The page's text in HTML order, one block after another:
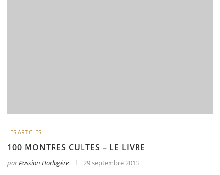
LES ARTICLES
100 MONTRES CULTES – LE LIVRE
parPassion Horlogère 29 septembre 2013